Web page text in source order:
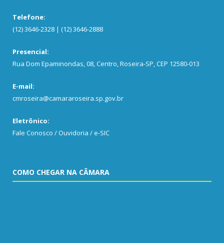
Telefone:
(12) 3646-2328 | (12) 3646-2888
Presencial:
Rua Dom Epaminondas, 08, Centro, Roseira-SP, CEP 12580-013
E-mail:
cmroseira@camararoseira.sp.gov.br
Eletrônico:
Fale Conosco / Ouvidoria / e-SIC
COMO CHEGAR NA CÂMARA